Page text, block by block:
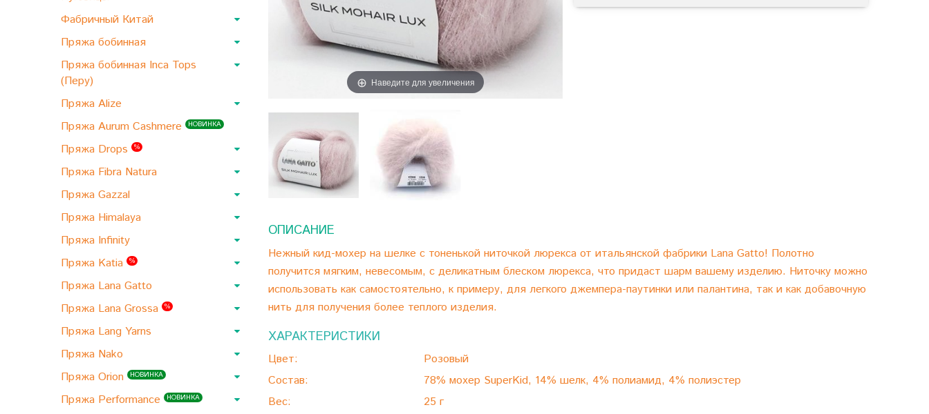
Фабричный Китай
Пряжа бобинная
Пряжа бобинная Inca Tops
(Перу)
Пряжа Alize
Пряжа Aurum Cashmere
НОВИНКА
Пряжа Drops %
Пряжа Fibra Natura
Пряжа Gazzal
Пряжа Himalaya
Пряжа Infinity
Пряжа Katia
%
Пряжа Lana Gatto
Пряжа Lana Grossa
%
Пряжа Lang Yarns
Пряжа Nako
Пряжа Orion
НОВИНКА
Пряжа Performance НОВИНКА
Наведите для увеличения
ОПИСАНИЕ
Нежный кид-мохер на шелке с тоненькой ниточкой люрекса от итальянской фабрики Lana Gatto! Полотно
получится мягким, невесомым, с деликатным блеском люрекса, что придаст шарм вашему изделию. Ниточку можно
использовать как самостоятельно, к примеру, для легкого джемпера-паутинки или палантина, так и как добавочную
нить для получения более теплого изделия.
ХАРАКТЕРИСТИКИ
Цвет:
Розовый
Состав:
78% мохер SuperKid, 14% шелк, 4% полиамид, 4% полиэстер
Вес:
25 г